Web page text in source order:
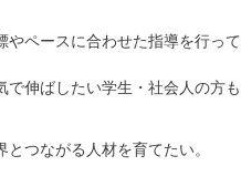
やペースに合わせた指導を行って
伸ばしたい学生・社会人の方も
つながる人材を育てたい。